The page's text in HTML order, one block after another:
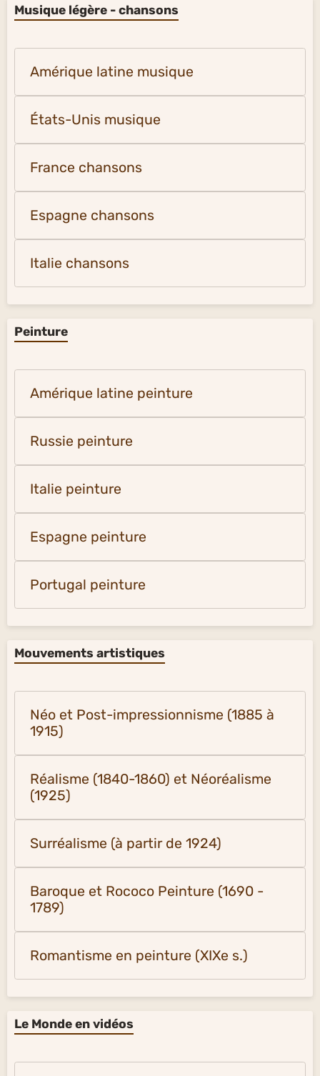
Musique légère - chansons
Amérique latine musique
États-Unis musique
France chansons
Espagne chansons
Italie chansons
Peinture
Amérique latine peinture
Russie peinture
Italie peinture
Espagne peinture
Portugal peinture
Mouvements artistiques
Néo et Post-impressionnisme (1885 à
1915)
Réalisme (1840-1860) et Néoréalisme
(1925)
Surréalisme (à partir de 1924)
Baroque et Rococo Peinture (1690 -
1789)
Romantisme en peinture (XIXe s.)
Le Monde en vidéos